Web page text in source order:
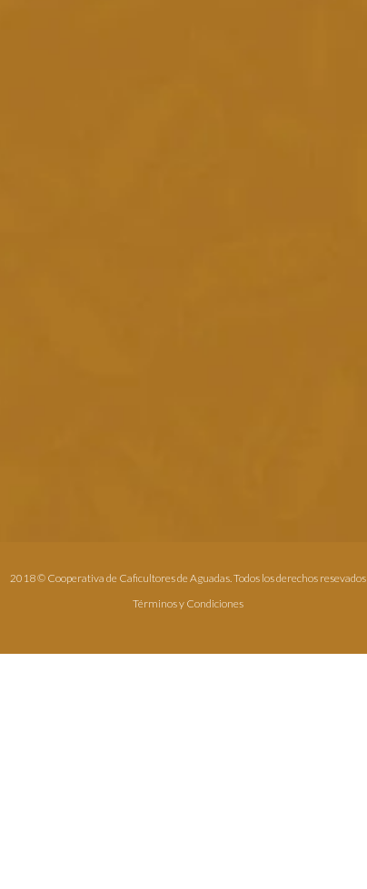
2018 © Cooperativa de Caficultores de Aguadas. Todos los derechos resevados
Términos y Condiciones